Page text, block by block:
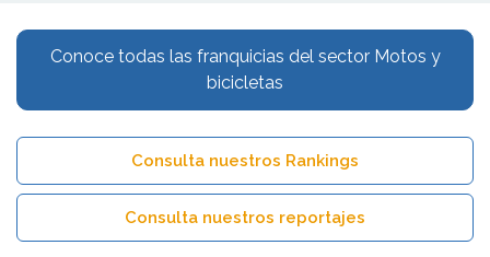
Conoce todas las franquicias del sector Motos y
bicicletas
Consulta nuestros Rankings
Consulta nuestros reportajes